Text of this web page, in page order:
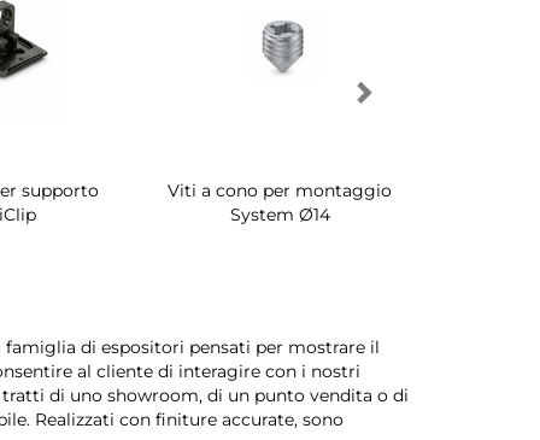
supporto
Viti a cono per montaggio
System Ø14
famiglia di espositori pensati per mostrare il
al cliente di interagire con i nostri
di uno showroom, di un punto vendita o di
Realizzati con finiture accurate, sono